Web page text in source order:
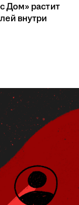
Дом» растит
внутри